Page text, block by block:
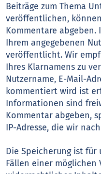
Beiträge zum Thema
veröffentlichen,
Kommentare
Ihrem angegebenen
veröffentlicht. Wir
Ihres Klarnamens zu
Nutzername, E-Mail-
kommentiert wird ist
Informationen sind
Kommentar abgeben,
IP-Adresse, die wir
Die Speicherung ist für
Fällen einer möglichen